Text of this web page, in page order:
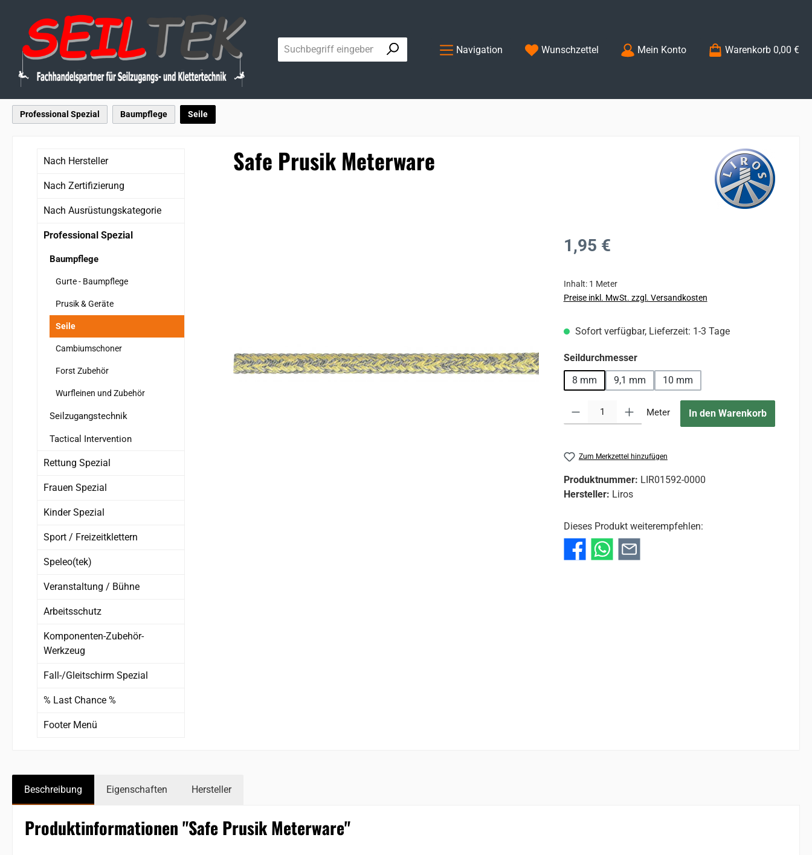
Hauptinhalt springen
Zur Suche springen
Zur Hauptnavigation springen
Navigation Wunschzettel Du hast 0 Produkte auf dem Merkzettel
Mein Konto Warenkorb 0,00 €
Professional Spezial Baumpflege Seile
Nach Hersteller
Nach Zertifizierung
Nach Ausrüstungskategorie
Professional Spezial
Baumpflege
Gurte - Baumpflege
Prusik & Geräte
Seile
Cambiumschoner
Forst Zubehör
Wurfleinen und Zubehör
Seilzugangstechnik
Tactical Intervention
Rettung Spezial
Frauen Spezial
Kinder Spezial
Sport / Freizeitklettern
Speleo(tek)
Veranstaltung / Bühne
Arbeitsschutz
Komponenten-Zubehör-
Werkzeug
Fall-/Gleitschirm Spezial
% Last Chance %
Footer Menü
Safe Prusik Meterware
Regulärer Preis:
1,95 €
Inhalt: 1 Meter
Preise inkl. MwSt. zzgl. Versandkosten
Sofort verfügbar, Lieferzeit: 1-3 Tage
Seildurchmesserauswählen
8 mm
9,1 mm 10 mm
Produkt Anzahl: Gib den gewünschten Wert ein oder benutze die
Meter In den Warenkorb
Zum Merkzettel hinzufügen
Produktnummer: LIR01592-0000
Hersteller: Liros
Dieses Produkt weiterempfehlen:
Beschreibung Eigenschaften Hersteller
Produktinformationen "Safe Prusik Meterware"